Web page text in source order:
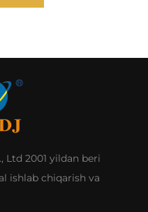
Ltd 2001 yildan beri
ishlab chiqarish va